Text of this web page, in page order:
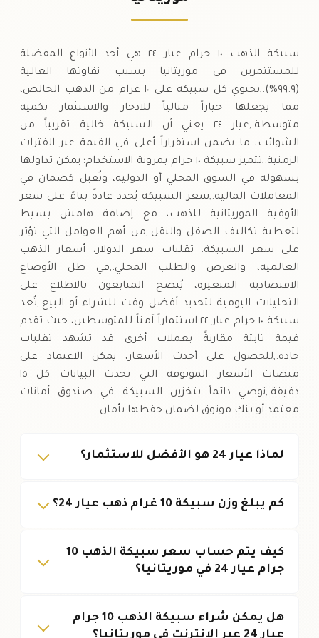
سبيكة الذهب ١٠ جرام عيار ٢٤ هي أحد الأنواع المفضلة
للمستثمرين في موريتانيا بسبب نقاوتها العالية
(٩٩.٩%).,تحتوي كل سبيكة على ١٠ غرام من الذهب الخالص،
مما يجعلها خياراً مثالياً للادخار والاستثمار بكمية
متوسطة.,عيار ٢٤ يعني أن السبيكة خالية تقريباً من
الشوائب، ما يضمن استقراراً أعلى في القيمة عبر الفترات
الزمنية.,تتميز سبيكة ١٠ جرام بمرونة الاستخدام؛ يمكن تداولها
بسهولة في السوق المحلي أو الدولية، وتُقبل كضمان في
المعاملات المالية.,سعر السبيكة يُحدد عادةً بناءً على سعر
الأوقية الموريتانية للذهب، مع إضافة هامش بسيط
لتغطية تكاليف الصقل والنقل.,من أهم العوامل التي تؤثر
على سعر السبيكة: تقلبات سعر الدولار، أسعار الذهب
العالمية، والعرض والطلب المحلي.,في ظل الأوضاع
الاقتصادية المتغيرة، يُنصح المتابعون بالاطلاع على
التحليلات اليومية لتحديد أفضل وقت للشراء أو البيع.,تُعد
سبيكة ١٠ جرام عيار ٢٤ استثماراً آمناً للمتوسطين، حيث تقدم
قيمة ثابتة مقارنةً بعملات أخرى قد تشهد تقلبات
حادة.,للحصول على أحدث الأسعار، يمكن الاعتماد على
منصات الأسعار الموثوقة التي تحدث البيانات كل ١٥
دقيقة.,نوصي دائماً بتخزين السبيكة في صندوق أمانات
معتمد أو بنك موثوق لضمان حفظها بأمان.
لماذا عيار 24 هو الأفضل للاستثمار؟
كم يبلغ وزن سبيكة 10 غرام ذهب عيار 24؟
كيف يتم حساب سعر سبيكة الذهب 10
جرام عيار 24 في موريتانيا؟
هل يمكن شراء سبيكة الذهب 10 جرام